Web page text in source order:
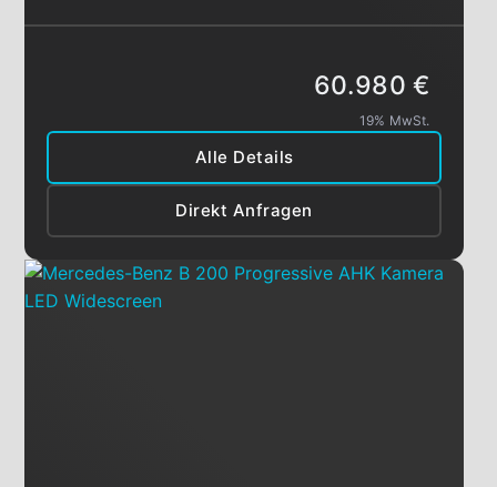
Alle Details
Direkt Anfragen
60.980 €
19% MwSt.